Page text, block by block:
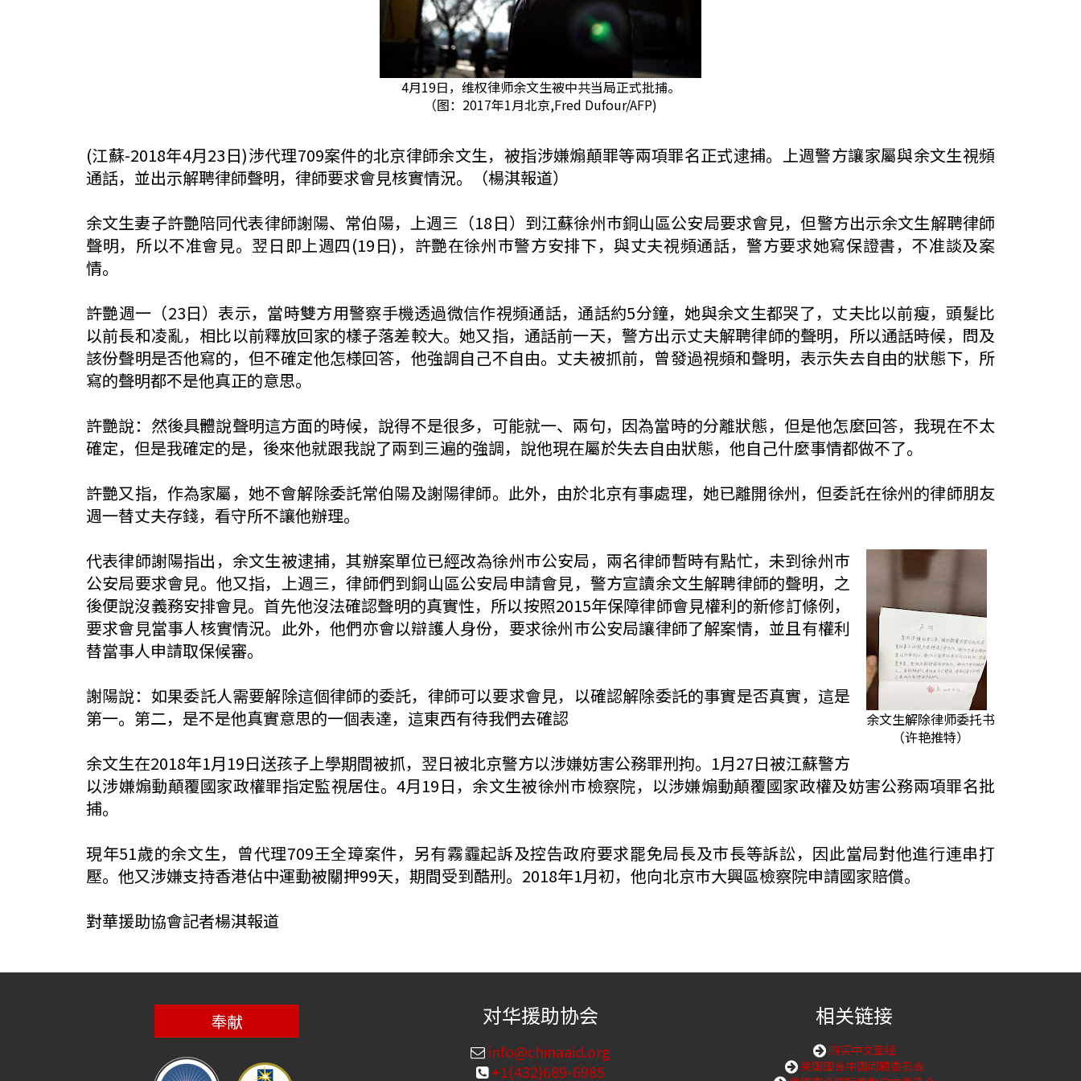
4月19日，维权律师余文生被中共当局正式批捕。
（图：2017年1月北京,Fred Dufour/AFP)
(江蘇-2018年4月23日)涉代理709案件的北京律師余文生，被指涉嫌煽顛罪等兩項罪名正式逮捕。上週警方讓家屬與余文生視頻
通話，並出示解聘律師聲明，律師要求會見核實情況。（楊淇報道）
余文生妻子許艷陪同代表律師謝陽、常伯陽，上週三（18日）到江蘇徐州巿銅山區公安局要求會見，但警方出示余文生解聘律師
聲明，所以不准會見。翌日即上週四(19日)，許艷在徐州巿警方安排下，與丈夫視頻通話，警方要求她寫保證書，不准談及案
情。
許艷週一（23日）表示，當時雙方用警察手機透過微信作視頻通話，通話約5分鐘，她與余文生都哭了，丈夫比以前瘦，頭髮比
以前長和凌亂，相比以前釋放回家的樣子落差較大。她又指，通話前一天，警方出示丈夫解聘律師的聲明，所以通話時候，問及
該份聲明是否他寫的，但不確定他怎様回答，他強調自己不自由。丈夫被抓前，曾發過視頻和聲明，表示失去自由的狀態下，所
寫的聲明都不是他真正的意思。
許艷說：然後具體說聲明這方面的時候，說得不是很多，可能就一、兩句，因為當時的分離狀態，但是他怎麼回答，我現在不太
確定，但是我確定的是，後來他就跟我說了兩到三遍的強調，說他現在屬於失去自由狀態，他自己什麼事情都做不了。
許艷又指，作為家屬，她不會解除委託常伯陽及謝陽律師。此外，由於北京有事處理，她已離開徐州，但委託在徐州的律師朋友
週一替丈夫存錢，看守所不讓他辦理。
余文生解除律师委托书
（许艳推特）
代表律師謝陽指出，余文生被逮捕，其辦案單位已經改為徐州巿公安局，兩名律師暫時有點忙，未到徐州巿
公安局要求會見。他又指，上週三，律師們到銅山區公安局申請會見，警方宣讀余文生解聘律師的聲明，之
後便說沒義務安排會見。首先他沒法確認聲明的真實性，所以按照2015年保障律師會見權利的新修訂條例，
要求會見當事人核實情況。此外，他們亦會以辯護人身份，要求徐州巿公安局讓律師了解案情，並且有權利
替當事人申請取保候審。
謝陽說：如果委託人需要解除這個律師的委託，律師可以要求會見，以確認解除委託的事實是否真實，這是
第一。第二，是不是他真實意思的一個表達，這東西有待我們去確認
余文生在2018年1月19日送孩子上學期間被抓，翌日被北京警方以涉嫌妨害公務罪刑拘。1月27日被江蘇警方
以涉嫌煽動顛覆國家政權罪指定監視居住。4月19日，余文生被徐州巿檢察院，以涉嫌煽動顛覆國家政權及妨害公務兩項罪名批
捕。
現年51歲的余文生，曾代理709王全璋案件，另有霧霾起訴及控告政府要求罷免局長及巿長等訴訟，因此當局對他進行連串打
壓。他又涉嫌支持香港佔中運動被關押99天，期間受到酷刑。2018年1月初，他向北京巿大興區檢察院申請國家賠償。
對華援助協會記者楊淇報道
奉献 对华援助协会
info@chinaaid.org
+1(432)689-6985
相关链接
购买中文圣经
美国国会中国问题委员会